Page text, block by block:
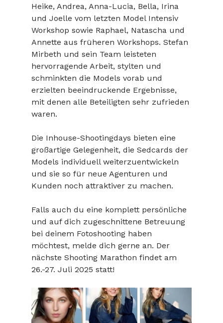
Heike, Andrea, Anna-Lucia, Bella, Irina
und Joelle vom letzten Model Intensiv
Workshop sowie Raphael, Natascha und
Annette aus früheren Workshops. Stefan
Mirbeth und sein Team leisteten
hervorragende Arbeit, stylten und
schminkten die Models vorab und
erzielten beeindruckende Ergebnisse,
mit denen alle Beteiligten sehr zufrieden
waren.
Die Inhouse-Shootingdays bieten eine
großartige Gelegenheit, die Sedcards der
Models individuell weiterzuentwickeln
und sie so für neue Agenturen und
Kunden noch attraktiver zu machen.
Falls auch du eine komplett persönliche
und auf dich zugeschnittene Betreuung
bei deinem Fotoshooting haben
möchtest, melde dich gerne an. Der
nächste Shooting Marathon findet am
26.-27. Juli 2025 statt!